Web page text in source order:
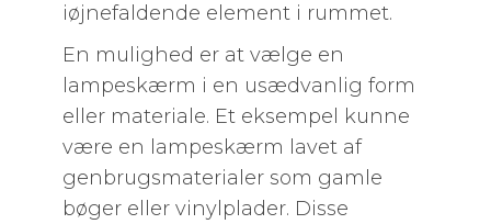
iøjnefaldende element i rummet.
En mulighed er at vælge en
lampeskærm i en usædvanlig form
eller materiale. Et eksempel kunne
være en lampeskærm lavet af
genbrugsmaterialer som gamle
bøger eller vinylplader. Disse